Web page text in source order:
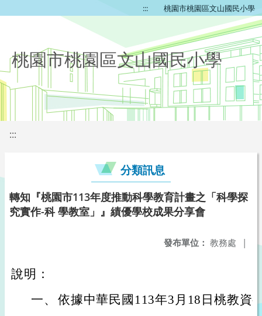
::: 桃園市桃園區文山國民小學
桃園市桃園區文山國民小學
:::
分類訊息
轉知『桃園市113年度推動科學教育計畫之「科學探
究實作-科 學教室」』績優學校成果分享會
發布單位： 教務處 |
說明：
一、 依據中華民國113年3月18日桃教資